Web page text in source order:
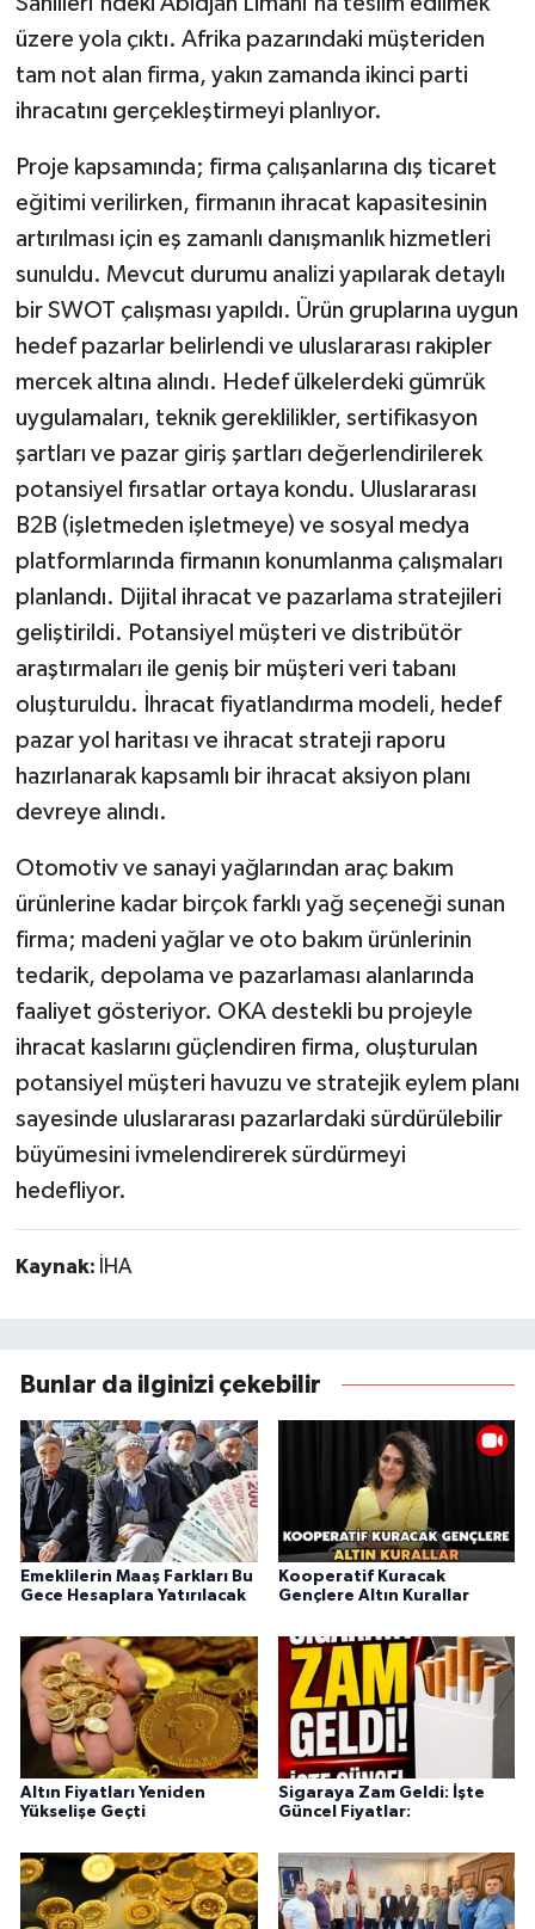
üzere yola çıktı. Afrika pazarındaki müşteriden
tam not alan firma, yakın zamanda ikinci parti
ihracatını gerçekleştirmeyi planlıyor.
Proje kapsamında; firma çalışanlarına dış ticaret
eğitimi verilirken, firmanın ihracat kapasitesinin
artırılması için eş zamanlı danışmanlık hizmetleri
sunuldu. Mevcut durumu analizi yapılarak detaylı
bir SWOT çalışması yapıldı. Ürün gruplarına uygun
hedef pazarlar belirlendi ve uluslararası rakipler
mercek altına alındı. Hedef ülkelerdeki gümrük
uygulamaları, teknik gereklilikler, sertifikasyon
şartları ve pazar giriş şartları değerlendirilerek
potansiyel fırsatlar ortaya kondu. Uluslararası
B2B (işletmeden işletmeye) ve sosyal medya
platformlarında firmanın konumlanma çalışmaları
planlandı. Dijital ihracat ve pazarlama stratejileri
geliştirildi. Potansiyel müşteri ve distribütör
araştırmaları ile geniş bir müşteri veri tabanı
oluşturuldu. İhracat fiyatlandırma modeli, hedef
pazar yol haritası ve ihracat strateji raporu
hazırlanarak kapsamlı bir ihracat aksiyon planı
devreye alındı.
Otomotiv ve sanayi yağlarından araç bakım
ürünlerine kadar birçok farklı yağ seçeneği sunan
firma; madeni yağlar ve oto bakım ürünlerinin
tedarik, depolama ve pazarlaması alanlarında
faaliyet gösteriyor. OKA destekli bu projeyle
ihracat kaslarını güçlendiren firma, oluşturulan
potansiyel müşteri havuzu ve stratejik eylem planı
sayesinde uluslararası pazarlardaki sürdürülebilir
büyümesini ivmelendirerek sürdürmeyi
hedefliyor.
Kaynak: İHA
Bunlar da ilginizi çekebilir
Emeklilerin Maaş Farkları Bu
Gece Hesaplara Yatırılacak
Kooperatif Kuracak
Gençlere Altın Kurallar
Altın Fiyatları Yeniden
Yükselişe Geçti
Sigaraya Zam Geldi: İşte
Güncel Fiyatlar: